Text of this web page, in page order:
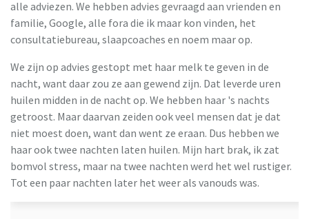
alle adviezen. We hebben advies gevraagd aan vrienden en
familie, Google, alle fora die ik maar kon vinden, het
consultatiebureau, slaapcoaches en noem maar op.
We zijn op advies gestopt met haar melk te geven in de
nacht, want daar zou ze aan gewend zijn. Dat leverde uren
huilen midden in de nacht op. We hebben haar 's nachts
getroost. Maar daarvan zeiden ook veel mensen dat je dat
niet moest doen, want dan went ze eraan. Dus hebben we
haar ook twee nachten laten huilen. Mijn hart brak, ik zat
bomvol stress, maar na twee nachten werd het wel rustiger.
Tot een paar nachten later het weer als vanouds was.